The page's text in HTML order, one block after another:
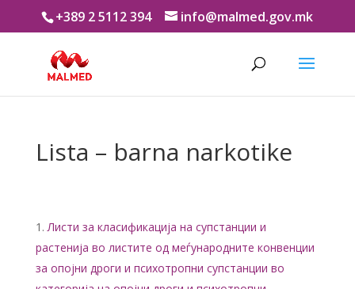
+389 2 5112 394 info@malmed.gov.mk
Lista – barna narkotike
Листи за класификација на супстанции и
растенија во листите од меѓународните конвенции
за опојни дроги и психотропни супстанции во